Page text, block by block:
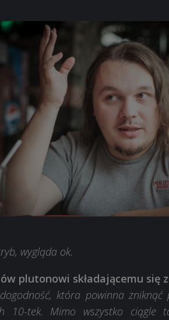
wygląda ok.
plutonowi składającemu się
która powinna zniknąć
10-tek. Mimo wszystko